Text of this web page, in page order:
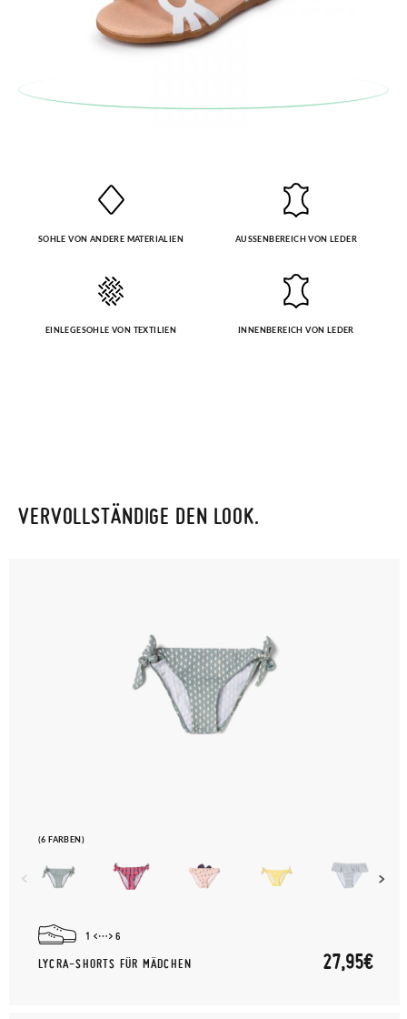
SOHLE VON ANDERE MATERIALIEN AUSSENBEREICH VON LEDER
EINLEGESOHLE VON TEXTILIEN INNENBEREICH VON LEDER
VERVOLLSTÄNDIGE DEN LOOK.
(6 FARBEN)
1 6
LYCRA-SHORTS FÜR MÄDCHEN 27,95€